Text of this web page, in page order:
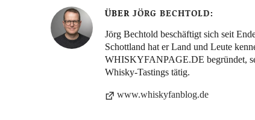
ÜBER JÖRG BECHTOLD
Jörg Bechtold beschäftigt sich seit
Schottland hat er Land und Leute
WHISKYFANPAGE.DE begründet,
Whisky-Tastings tätig.
www.whiskyfanblog.de